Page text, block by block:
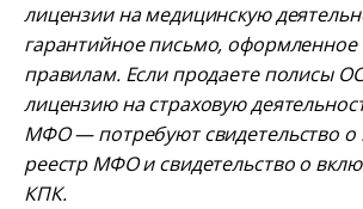
лицензии на медицинскую
гарантийное письмо, оформленное
правилам. Если продаете полисы
лицензию на страховую
МФО — потребуют свидетельство о
реестр МФО и свидетельство о
КПК.